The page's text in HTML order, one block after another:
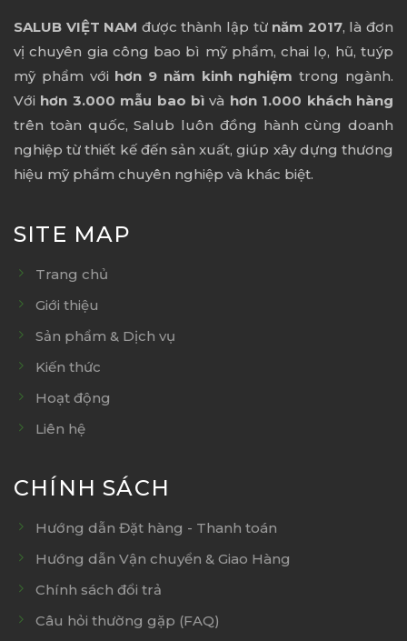
SALUB VIỆT NAM được thành lập từ năm 2017, là đơn
vị chuyên gia công bao bì mỹ phẩm, chai lọ, hũ, tuýp
mỹ phẩm với hơn 9 năm kinh nghiệm trong ngành.
Với hơn 3.000 mẫu bao bì và hơn 1.000 khách hàng
trên toàn quốc, Salub luôn đồng hành cùng doanh
nghiệp từ thiết kế đến sản xuất, giúp xây dựng thương
hiệu mỹ phẩm chuyên nghiệp và khác biệt.
SITE MAP
Trang chủ
Giới thiệu
Sản phẩm & Dịch vụ
Kiến thức
Hoạt động
Liên hệ
CHÍNH SÁCH
Hướng dẫn Đặt hàng - Thanh toán
Hướng dẫn Vận chuyển & Giao Hàng
Chính sách đổi trả
Câu hỏi thường gặp (FAQ)